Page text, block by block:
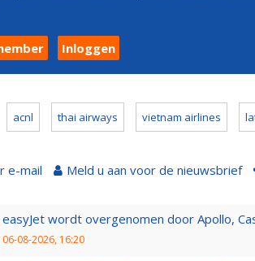
Inloggen
acnl thai airways vietnam airlines
e-mail Meld u aan voor de nieuwsbrief
easyJet wordt overgenomen door Apollo,
06-08-2026, 16:20